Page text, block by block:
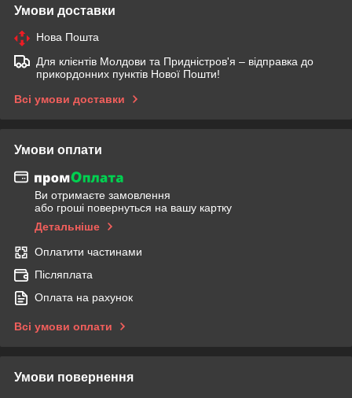
Умови доставки
Нова Пошта
Для клієнтів Молдови та Придністров'я – відправка до
прикордонних пунктів Нової Пошти!
Всі умови доставки
Умови оплати
Ви отримаєте замовлення
або гроші повернуться на вашу картку
Детальніше
Оплатити частинами
Післяплата
Оплата на рахунок
Всі умови оплати
Умови повернення